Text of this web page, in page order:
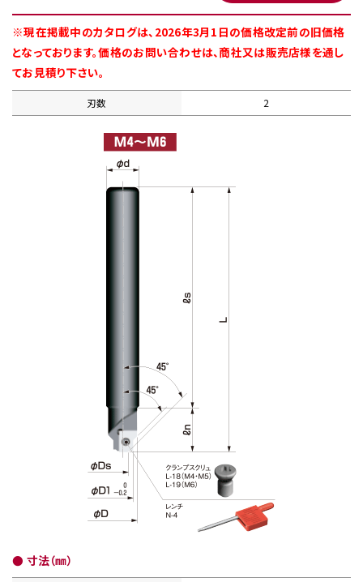
生産終了品
※現在掲載中のカタログは、2026年3月1日の価格改定前の旧価格
となっております。価格のお問い合わせは、商社又は販売店様を通し
てお見積り下さい。
刃数 2
● 寸法（㎜）